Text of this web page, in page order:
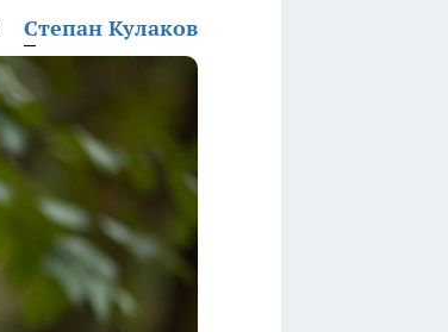
Степан Кулаков